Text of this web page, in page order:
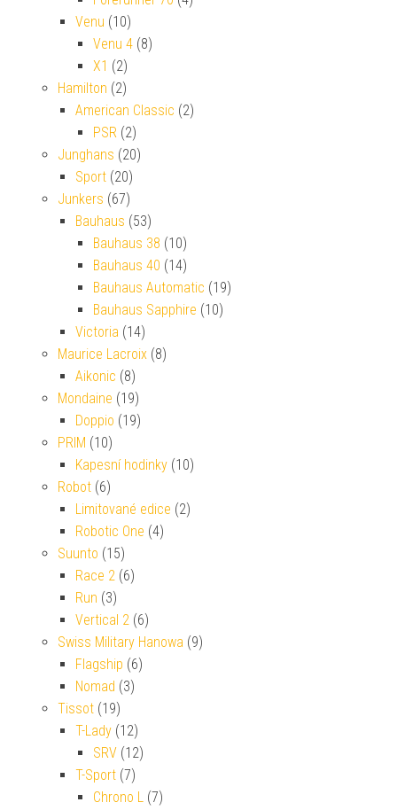
Venu (10)
Venu 4 (8)
X1 (2)
Hamilton (2)
American Classic (2)
PSR (2)
Junghans (20)
Sport (20)
Junkers (67)
Bauhaus (53)
Bauhaus 38 (10)
Bauhaus 40 (14)
Bauhaus Automatic (19)
Bauhaus Sapphire (10)
Victoria (14)
Maurice Lacroix (8)
Aikonic (8)
Mondaine (19)
Doppio (19)
PRIM (10)
Kapesní hodinky (10)
Robot (6)
Limitované edice (2)
Robotic One (4)
Suunto (15)
Race 2 (6)
Run (3)
Vertical 2 (6)
Swiss Military Hanowa (9)
Flagship (6)
Nomad (3)
Tissot (19)
T-Lady (12)
SRV (12)
T-Sport (7)
Chrono L (7)